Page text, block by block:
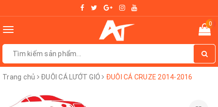
Toggle
0
Trang chủ ĐUÔI CÁ LƯỚT GIÓ ĐUÔI CÁ CRUZE 2014-2016